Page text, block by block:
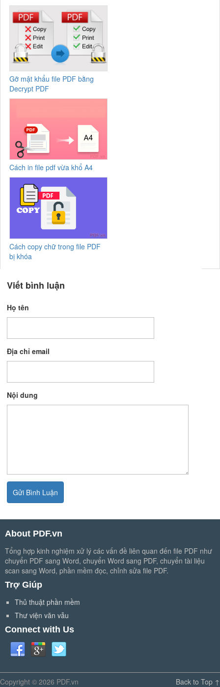
Gỡ mật khẩu file PDF bằng
Decrypt PDF
Cách in file pdf vừa khổ A4
Cách copy chữ trong file PDF
bị khóa
Viết bình luận
Họ tên
Địa chỉ email
Nội dung
About PDF.vn
Tổng hợp kinh nghiệm xử lý các vấn đề liên quan đến file PDF như
chuyển PDF sang Word, chuyển Word sang PDF, chuyển tài liệu
scan sang Word, phần mềm đọc, chỉnh sửa file PDF.
Trợ Giúp
Thủ thuật phần mềm
Thư viện văn vẫu
Connect with Us
Copyright © 2026 PDF.vn Back to Top ↑